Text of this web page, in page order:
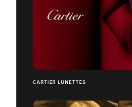
CARTIER LUNETTES